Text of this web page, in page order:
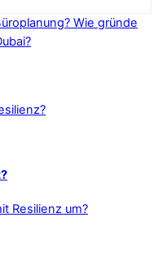
Wie gründe